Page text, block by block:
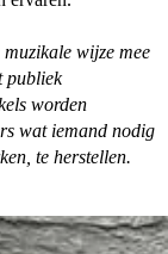
muzikale wijze mee
publiek
worden
wat iemand nodig
te herstellen.